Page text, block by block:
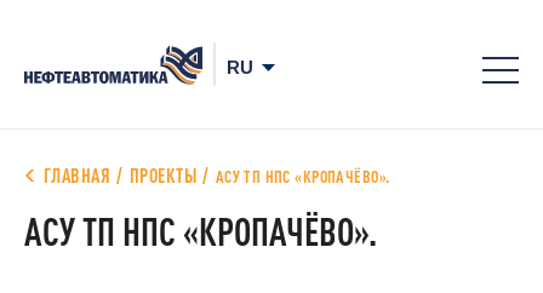
ГЛАВНАЯ ПРОЕКТЫ АСУ ТП НПС «КРОПАЧЁВО».
АСУ ТП НПС «КРОПАЧЁВО».